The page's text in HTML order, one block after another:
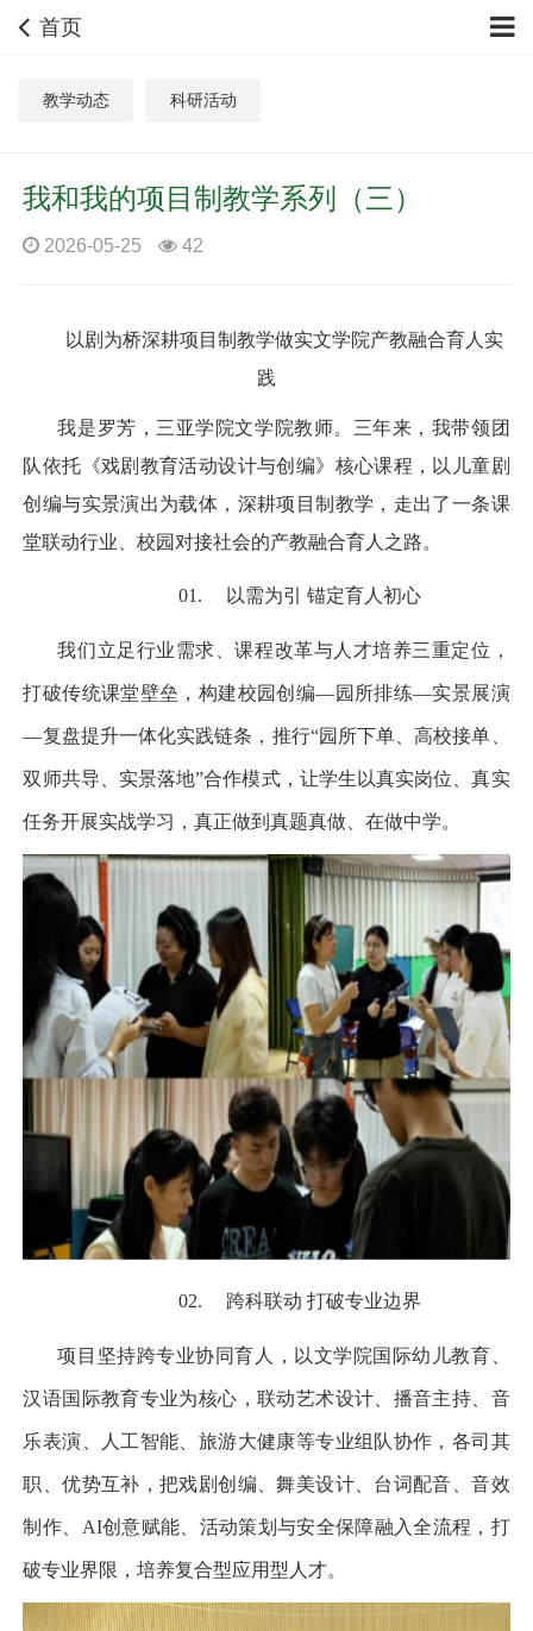
首页
教学动态 科研活动
我和我的项目制教学系列（三）
2026-05-25 42
以剧为桥深耕项目制教学做实文学院产教融合育人实
践
我是罗芳，三亚学院文学院教师。三年来，我带领团
队依托《戏剧教育活动设计与创编》核心课程，以儿童剧
创编与实景演出为载体，深耕项目制教学，走出了一条课
堂联动行业、校园对接社会的产教融合育人之路。
01. 以需为引 锚定育人初心
我们立足行业需求、课程改革与人才培养三重定位，
打破传统课堂壁垒，构建校园创编—园所排练—实景展演
—复盘提升一体化实践链条，推行“园所下单、高校接单、
双师共导、实景落地”合作模式，让学生以真实岗位、真实
任务开展实战学习，真正做到真题真做、在做中学。
02. 跨科联动 打破专业边界
项目坚持跨专业协同育人，以文学院国际幼儿教育、
汉语国际教育专业为核心，联动艺术设计、播音主持、音
乐表演、人工智能、旅游大健康等专业组队协作，各司其
职、优势互补，把戏剧创编、舞美设计、台词配音、音效
制作、 AI创意赋能、活动策划与安全保障融入全流程，打
破专业界限，培养复合型应用型人才。